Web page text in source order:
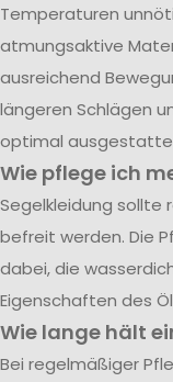
Temperaturen
atmungsaktive
ausreichend
längeren Schlägen
optimal
Wie pflege ich
Segelkleidung sollte
befreit werden. Die
dabei, die
Eigenschaften des
Wie lange hält
Bei regelmäßiger